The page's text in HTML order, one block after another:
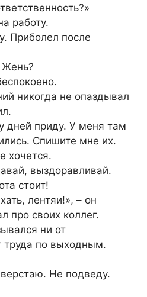
работу.
Приболел после
Жень?
никогда не опаздывал
дней приду. У меня там
Спишите мне их.
хочется.
выздоравливай.
стоит!
лентяи!», – он
про своих коллег.
ни от
труда по выходным.
Не подведу.